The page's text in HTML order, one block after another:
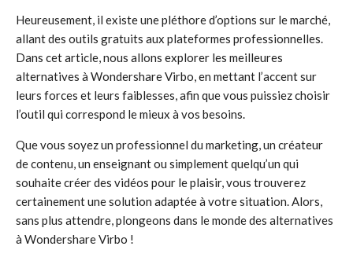
Heureusement, il existe une pléthore d’options sur le marché,
allant des outils gratuits aux plateformes professionnelles.
Dans cet article, nous allons explorer les meilleures
alternatives à Wondershare Virbo, en mettant l’accent sur
leurs forces et leurs faiblesses, afin que vous puissiez choisir
l’outil qui correspond le mieux à vos besoins.
Que vous soyez un professionnel du marketing, un créateur
de contenu, un enseignant ou simplement quelqu’un qui
souhaite créer des vidéos pour le plaisir, vous trouverez
certainement une solution adaptée à votre situation. Alors,
sans plus attendre, plongeons dans le monde des alternatives
à Wondershare Virbo !